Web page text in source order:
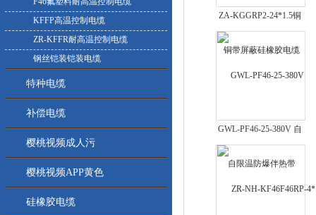
KFFP高温控制电缆
ZR-KFFR耐高温控制电缆
钢丝铠装铠装电缆
特种电缆
补偿电缆
樱桃视频成人污
樱桃视频APP黄色
硅橡胶电缆
ZA-KGGRP2-24*1.5铜
带屏蔽硅橡胶电缆
GWL-PF46-25-380V 自
限温防爆伴热带